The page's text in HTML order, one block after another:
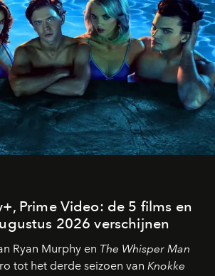
Prime Video: de 5 films en
2026 verschijnen
Ryan Murphy en The Whisper Man
tot het derde seizoen van Knokke